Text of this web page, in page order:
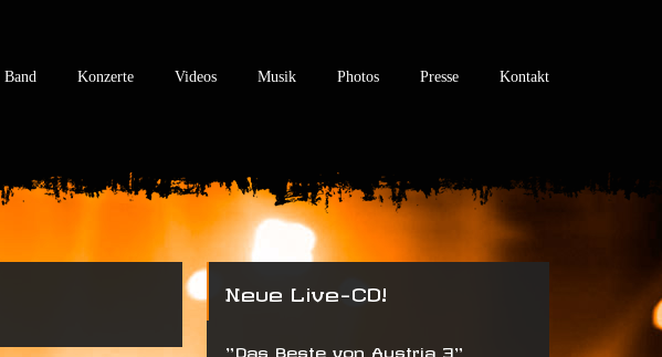
Band Konzerte Videos Musik Photos Presse Kontakt
Neue Live-CD!
"Das Beste von Austria 3"